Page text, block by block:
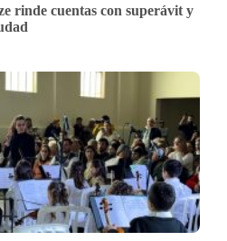
rinde cuentas con superávit y